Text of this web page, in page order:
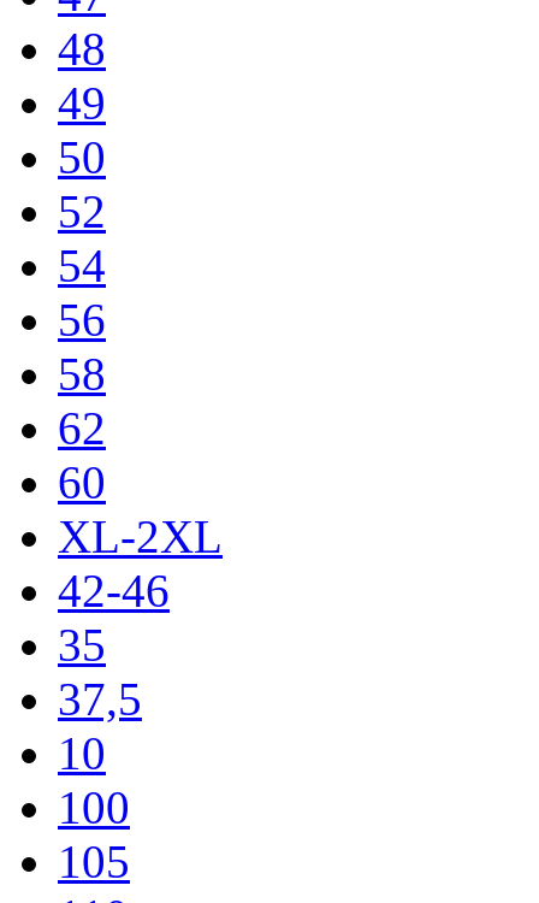
48
49
50
52
54
56
58
62
60
XL-2XL
42-46
35
37,5
10
100
105